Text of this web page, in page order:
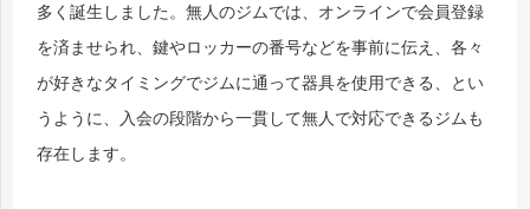
多く誕生しました。無人のジムでは、 オンラインで会員登録
を済ませられ、鍵やロッカーの番号などを事前に伝え、各々
が好きなタイミングでジムに通って器具を使用できる、とい
うように、入会の段階から一貫して無人で対応できるジムも
存在します。